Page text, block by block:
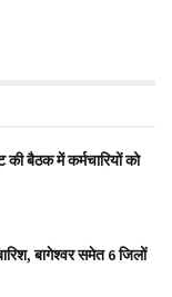
बैठक में कर्मचारियों को
बागेश्वर समेत 6 जिलों